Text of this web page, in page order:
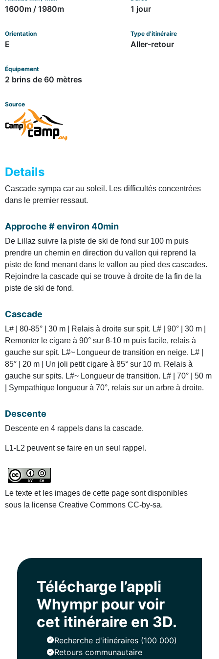
1600m / 1980m 1 jour
Orientation
E
Type d'itinéraire
Aller-retour
Équipement
2 brins de 60 mètres
Source
Details
Cascade sympa car au soleil. Les difficultés concentrées
dans le premier ressaut.
Approche # environ 40min
De Lillaz suivre la piste de ski de fond sur 100 m puis
prendre un chemin en direction du vallon qui reprend la
piste de fond menant dans le vallon au pied des cascades.
Rejoindre la cascade qui se trouve à droite de la fin de la
piste de ski de fond.
Cascade
L# | 80-85° | 30 m | Relais à droite sur spit. L# | 90° | 30 m |
Remonter le cigare à 90° sur 8-10 m puis facile, relais à
gauche sur spit. L#~ Longueur de transition en neige. L# |
85° | 20 m | Un joli petit cigare à 85° sur 10 m. Relais à
gauche sur spits. L#~ Longueur de transition. L# | 70° | 50 m
| Sympathique longueur à 70°, relais sur un arbre à droite.
Descente
Descente en 4 rappels dans la cascade.
L1-L2 peuvent se faire en un seul rappel.
Le texte et les images de cette page sont disponibles
sous la license Creative Commons CC-by-sa.
Télécharge l’appli
Whympr pour voir
cet itinéraire en 3D.
Recherche d'itinéraires (100 000)
Retours communautaire